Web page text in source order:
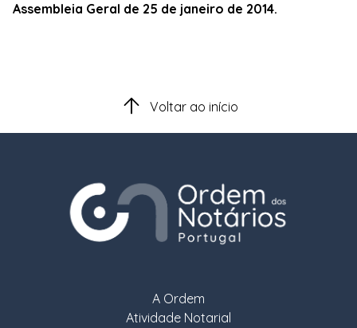
Assembleia Geral de 25 de janeiro de 2014.
Voltar ao início
A Ordem
Atividade Notarial